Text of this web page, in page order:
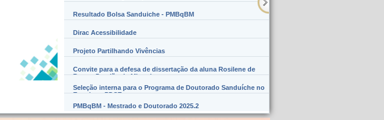
Resultado Bolsa Sanduiche - PMBqBM
Dirac Acessibilidade
Projeto Partilhando Vivências
Convite para a defesa de dissertação da aluna Rosilene de
Barros Damião de Miranda
Seleção interna para o Programa de Doutorado Sanduíche no
Exterior – PDSE
PMBqBM - Mestrado e Doutorado 2025.2